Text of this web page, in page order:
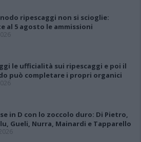
ripescaggi non si scioglie:
al 5 agosto le ammissioni
le ufficialità sui ripescaggi e poi il
può completare i propri organici
in D con lo zoccolo duro: Di Pietro,
Gueli, Nurra, Mainardi e Tapparello